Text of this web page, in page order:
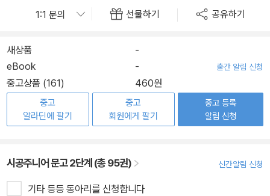
선물하기 공유하기
새상품
-
eBook
- 출간 알림 신청
중고상품 (161) 460원
중고
알라딘에 팔기
중고
회원에게 팔기
중고 등록
알림 신청
시공주니어 문고 2단계 (총 95권) 신간알림 신청
기타 등등 동아리를 신청합니다